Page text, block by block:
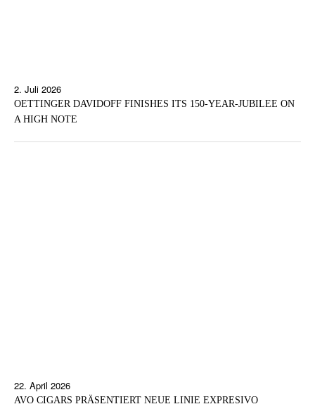
2. Juli 2026
OETTINGER DAVIDOFF FINISHES ITS 150-YEAR-JUBILEE ON
A HIGH NOTE
22. April 2026
AVO CIGARS PRÄSENTIERT NEUE LINIE EXPRESIVO